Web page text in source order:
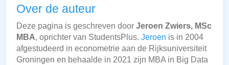
Over de auteur
Deze pagina is geschreven door Jeroen Zwiers, MSc
MBA, oprichter van StudentsPlus. Jeroen is in 2004
afgestudeerd in econometrie aan de Rijksuniversiteit
Groningen en behaalde in 2021 zijn MBA in Big Data